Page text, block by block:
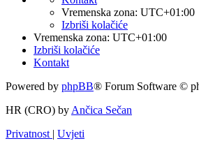
Vremenska zona: UTC+01:00
Izbriši kolačiće
Vremenska zona: UTC+01:00
Izbriši kolačiće
Kontakt
Powered by phpBB® Forum Software ©
HR (CRO) by Ančica Sečan
Privatnost | Uvjeti